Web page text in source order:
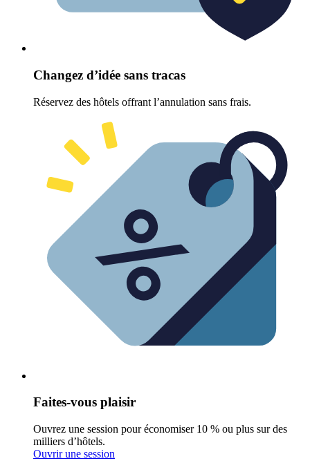
Changez d’idée sans tracas
Réservez des hôtels offrant l’annulation sans frais.
Faites-vous plaisir
Ouvrez une session pour économiser 10 % ou plus sur des
milliers d’hôtels.
Ouvrir une session